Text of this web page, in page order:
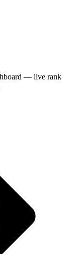
— live rank